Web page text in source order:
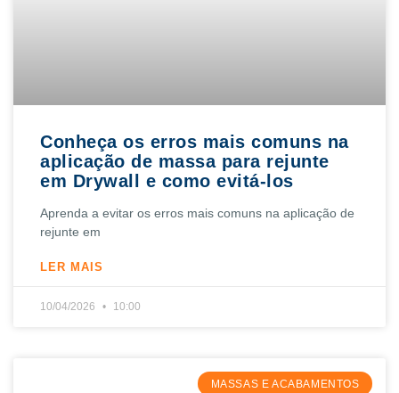
Conheça os erros mais comuns na
aplicação de massa para rejunte
em Drywall e como evitá-los
Aprenda a evitar os erros mais comuns na aplicação de
rejunte em
LER MAIS
10/04/2026 10:00
MASSAS E ACABAMENTOS